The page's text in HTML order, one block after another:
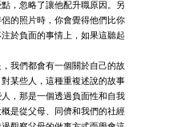
，忽略了讓他配升職原因。另
的照片時，你會覺得他們比你
於負面的事情上，如果這聽起
我們都會有一個關於自己的故
某些人，這種重複述說的故事
，那是一個透過負面性和自我
是從父母、同儕和我們的社經